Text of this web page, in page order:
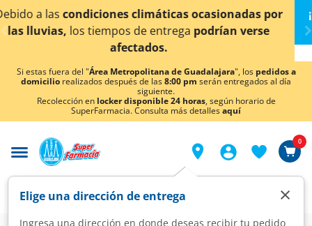
< div class="carousel-inner">
¡Ahora también en Aguascalientes!Daclic aquí para
conocer detalles.
Si estas fuera del "Área Metropolitana de Guadalajara", los pedidos a
domicilio realizados después de las8:00 pm serán entregados al día
siguiente.
Recolección en locker disponible 24 horas, según horario de
SuperFarmacia. Consulta más detallesaquí
Elige una dirección de entrega
Ingresa una dirección en donde deseas recibir tu pedido
×
0